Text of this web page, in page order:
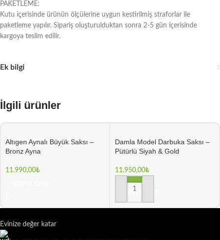
PAKETLEME:
Kutu içerisinde ürünün ölçülerine uygun kestirilmiş straforlar ile
paketleme yapılır. Sipariş oluşturulduktan sonra 2-5 gün içerisinde
kargoya teslim edilir.
Ek bilgi
İlgili ürünler
Altıgen Aynalı Büyük Saksı –
Bronz Ayna
11.990,00₺
Damla Model Darbuka Saksı –
Pütürlü Siyah & Gold
11.950,00₺
Evinize değer katar